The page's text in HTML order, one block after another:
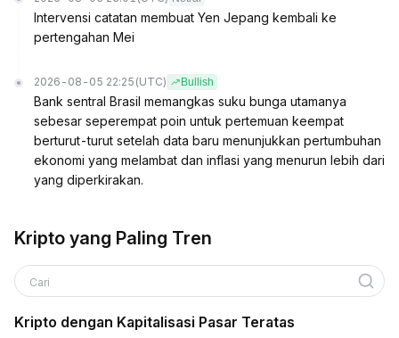
Intervensi catatan membuat Yen Jepang kembali ke
pertengahan Mei
2026-08-05 22:25 (UTC) Bullish
Bank sentral Brasil memangkas suku bunga utamanya
sebesar seperempat poin untuk pertemuan keempat
berturut-turut setelah data baru menunjukkan pertumbuhan
ekonomi yang melambat dan inflasi yang menurun lebih dari
yang diperkirakan.
Kripto yang Paling Tren
Cari
Kripto dengan Kapitalisasi Pasar Teratas